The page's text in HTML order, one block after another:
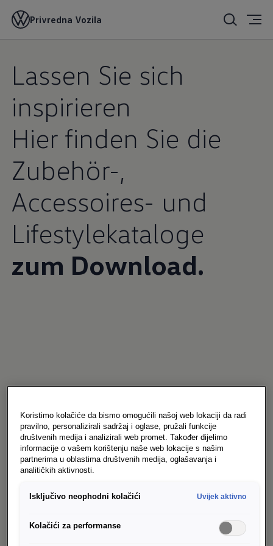
Privredna Vozila
Lassen Sie sich
inspirieren
Hier finden Sie die
Zubehör-,
Accessoires- und
Lifestylekataloge
zum Download.
Dodatna oprema
(sveobuhvatni katalog)
Svaki originalni pribor (dodatna oprema) za
paralelno sa vozilom i napravljen od
najsavremenije proizvodne procese. Tek nakon
Koristimo kolačiće da bismo omogućili našoj web lokaciji da radi
pravilno, personalizirali sadržaj i oglase, pružali funkcije
društvenih medija i analizirali web promet. Također dijelimo
informacije o vašem korištenju naše web lokacije s našim
partnerima u oblastima društvenih medija, oglašavanja i
analitičkih aktivnosti.
Isključivo neophodni kolačići Uvijek aktivno
Kolačići za performanse